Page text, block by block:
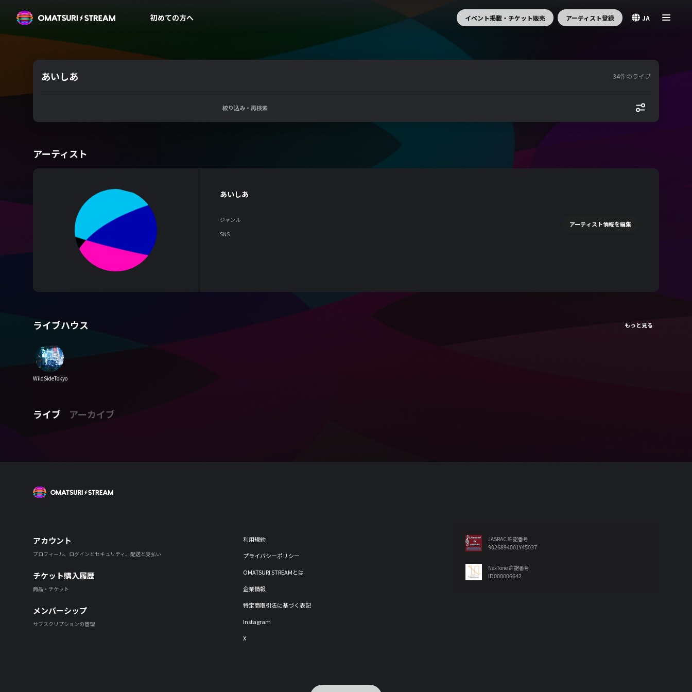
OMATSURI STREAM初めての方へ イベント掲載・チケット販売 アーティスト登録 JA
あいしあ 34件のライブ
絞り込み・再検索
アーティスト
あいしあ
ジャンル
SNS
アーティスト情報を編集
ライブハウス
WildSideTokyo
ライブ アーカイブ
アカウント
プロフィール、ログインとセキュリティ、配送と支払い
チケット購入履歴
商品・チケット
メンバーシップ
サブスクリプションの管理
利用規約
プライバシーポリシー
OMATSURI STREAMとは
企業情報
特定商取引法に基づく表記
Instagram
X
JASRAC 許諾番号
9026894001Y45037
NexTone 許諾番号
ID000006642